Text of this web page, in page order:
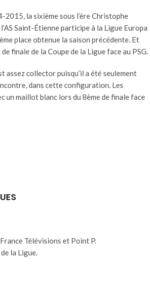
2015, la sixième sous l’ère Christophe
Saint-Étienne participe à la Ligue Europa
place obtenue la saison précédente. Et
finale de la Coupe de la Ligue face au PSG.
assez collector puisqu’il a été seulement
dans cette configuration. Les
un maillot blanc lors du 8ème de finale face
Télévisions et Point P.
la Ligue.